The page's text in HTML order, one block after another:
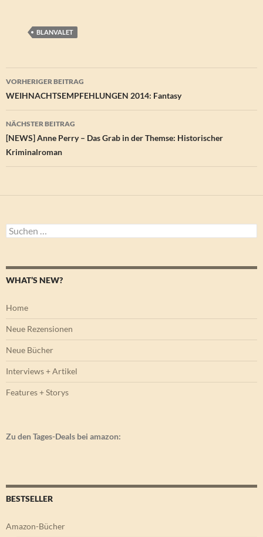
BLANVALET
Beitragsnavigation
VORHERIGER BEITRAG
WEIHNACHTSEMPFEHLUNGEN 2014: Fantasy
NÄCHSTER BEITRAG
[NEWS] Anne Perry – Das Grab in der Themse: Historischer
Kriminalroman
Suchen
nach:
WHAT’S NEW?
Home
Neue Rezensionen
Neue Bücher
Interviews + Artikel
Features + Storys
Zu den Tages-Deals bei amazon:
BESTSELLER
Amazon-Bücher